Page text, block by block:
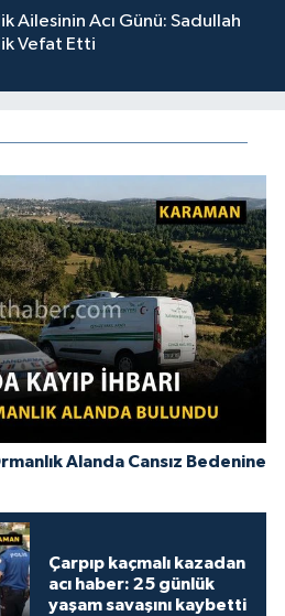
Ailesinin Acı Günü: Sadullah
Vefat Etti
Alanda Cansız Bedenine
Çarpıp kaçmalı kazadan
acı haber: 25 günlük
yaşam savaşını kaybetti